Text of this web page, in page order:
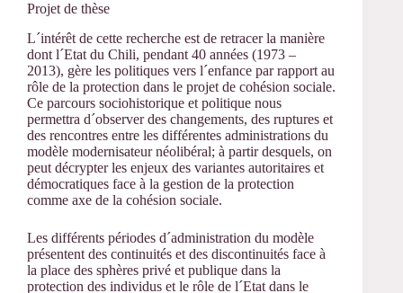
Projet de thèse
L´intérêt de cette recherche est de retracer la manière
dont l´Etat du Chili, pendant 40 années (1973 –
2013), gère les politiques vers l´enfance par rapport au
rôle de la protection dans le projet de cohésion sociale.
Ce parcours sociohistorique et politique nous
permettra d´observer des changements, des ruptures et
des rencontres entre les différentes administrations du
modèle modernisateur néolibéral; à partir desquels, on
peut décrypter les enjeux des variantes autoritaires et
démocratiques face à la gestion de la protection
comme axe de la cohésion sociale.
Les différents périodes d´administration du modèle
présentent des continuités et des discontinuités face à
la place des sphères privé et publique dans la
protection des individus et le rôle de l´Etat dans le